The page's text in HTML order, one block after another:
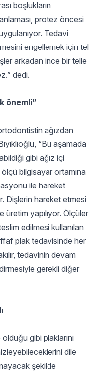
boşlukların
protez öncesi
Tedavi
engellemek için tel
arkadan ince bir telle
dedi.
önemli”
ağızdan
“Bu aşamada
gibi ağız içi
ölçü bilgisayar ortamına
ile hareket
Dişlerin hareket etmesi
yapılıyor. Ölçüler
edilmesi kullanılan
plak tedavisinde her
tedavinin devam
gerekli diğer
gibi plaklarını
dile
şekilde